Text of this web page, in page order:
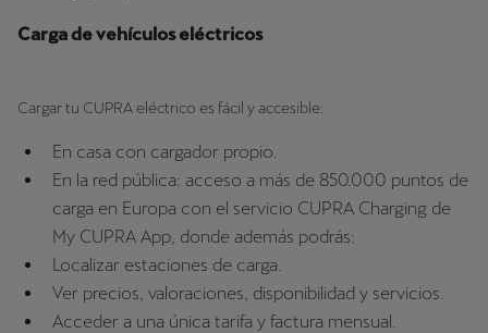
Carga de vehículos eléctricos
Cargar tu CUPRA eléctrico es fácil y accesible:
En casa con cargador propio.
En la red pública: acceso a más de 850.000 puntos de
carga en Europa con el servicio CUPRA Charging de
My CUPRA App, donde además podrás:
Localizar estaciones de carga.
Ver precios, valoraciones, disponibilidad y servicios.
Acceder a una única tarifa y factura mensual.